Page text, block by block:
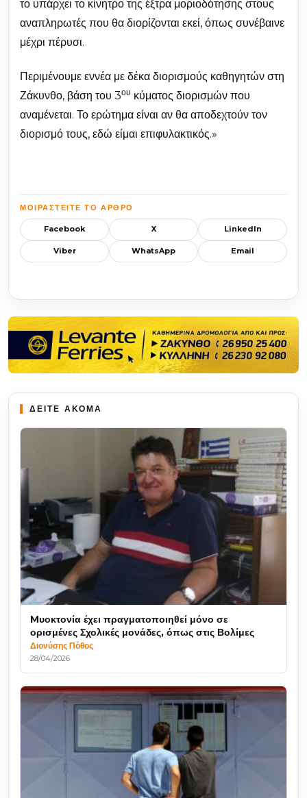
το υπάρχει το κίνητρο της έξτρα μοριοδότησης στους
αναπληρωτές που θα διορίζονται εκεί, όπως συνέβαινε
μέχρι πέρυσι.
Περιμένουμε εννέα με δέκα διορισμούς καθηγητών στη
Ζάκυνθο, βάση του 3ου κύματος διορισμών που
αναμένεται. Το ερώτημα είναι αν θα αποδεχτούν τον
διορισμό τους, εδώ είμαι επιφυλακτικός.»
ΜΟΙΡΑΣΤΕΊΤΕ ΤΟ ΆΡΘΡΟ
Facebook X LinkedIn
Viber WhatsApp Email
ΔΕΙΤΕ ΑΚΟΜΑ
Mυοκτονία έχει πραγματοποιηθεί μόνο σε
ορισμένες Σχολικές μονάδες, όπως στις Βολίμες
Διονύσης Πόθος
28/04/2026